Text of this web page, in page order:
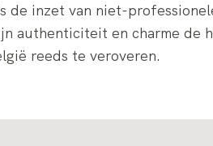
de inzet van niet-
authenticiteit en charme de
reeds te veroveren.